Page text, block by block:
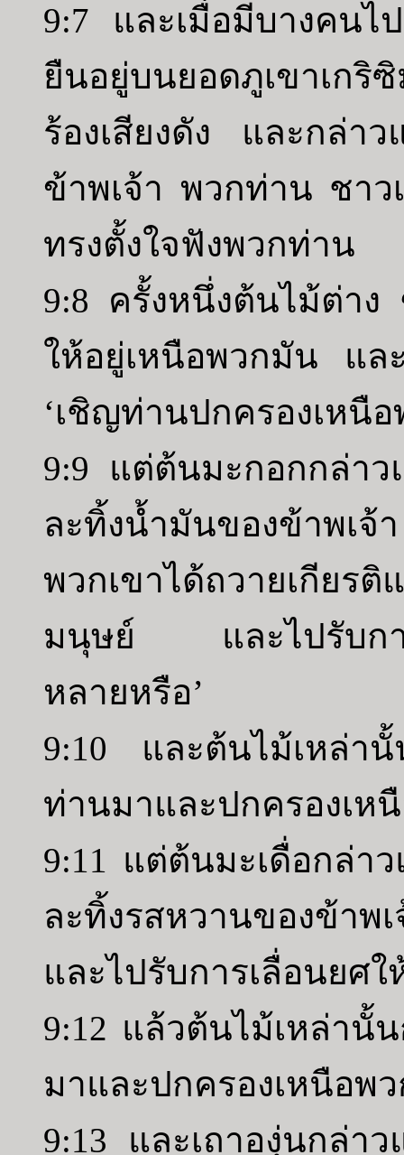
9:7 และเมื่อมีบางคนไ
ยืนอยู่บนยอดภูเขาเกริ
ร้องเสียงดัง และกล่า
ข้าพเจ้า พวกท่าน ชาวเ
ทรงตั้งใจฟังพวกท่าน
9:8 ครั้งหนึ่งต้นไม้ต่าง
ให้อยู่เหนือพวกมัน แล
‘เชิญท่านปกครองเหนือ
9:9 แต่ต้นมะกอกกล่าว
ละทิ้งน้ำมันของข้าพเจ้
พวกเขาได้ถวายเกียรติ
มนุษย์ และไปรับการ
หลายหรือ’
9:10 และต้นไม้เหล่า
ท่านมาและปกครองเหนื
9:11 แต่ต้นมะเดื่อกล่า
ละทิ้งรสหวานของข้าพ
และไปรับการเลื่อนยศ
9:12 แล้วต้นไม้เหล่านั้
มาและปกครองเหนือพว
9:13 และเถาองุ่นกล่า